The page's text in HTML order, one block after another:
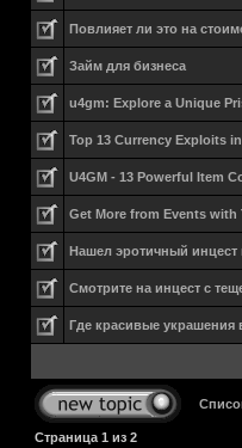
Повлияет ли это на
Займ для бизнеса
u4gm: Explore a Unique
Top 13 Currency Exploits
U4GM - 13 Powerful Item
Get More from Events with
Нашел эротичный инцест
Смотрите на инцест с
Где красивые украшения
Страница 1 из 2